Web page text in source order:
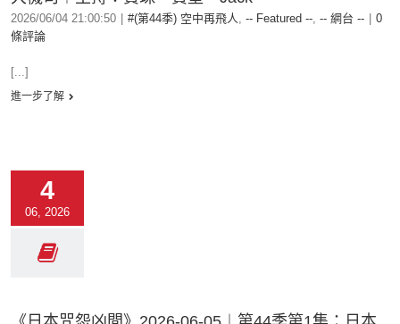
2026/06/04 21:00:50 #(第44季) 空中再飛人, -- Featured --, -- 網台 --
0
條評論
[...]
進一步了解
4
06, 2026